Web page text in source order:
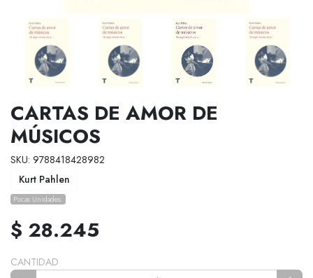
CARTAS DE AMOR DE
MÚSICOS
SKU: 9788418428982
Kurt Pahlen
Pocas Unidades.
$ 28.245
CANTIDAD